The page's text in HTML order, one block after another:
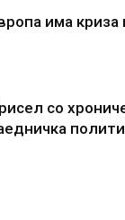
има криза
со